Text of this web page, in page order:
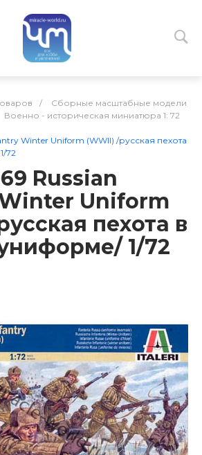
/
Сборные масштабные модели
Военно - историческая миниатюра 1: 72
Winter Uniform (WWII) /русская пехота
72
Russian
Uniform
пехота в
1/72